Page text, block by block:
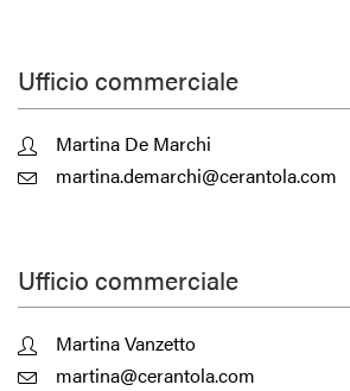
Ufficio commerciale
Martina De Marchi
martina.demarchi@cerantola.com
Ufficio commerciale
Martina Vanzetto
martina@cerantola.com